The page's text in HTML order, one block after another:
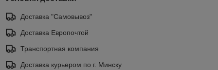
Доставка "Самовывоз"
Доставка Европочтой
Транспортная компания
Доставка курьером по г. Минску